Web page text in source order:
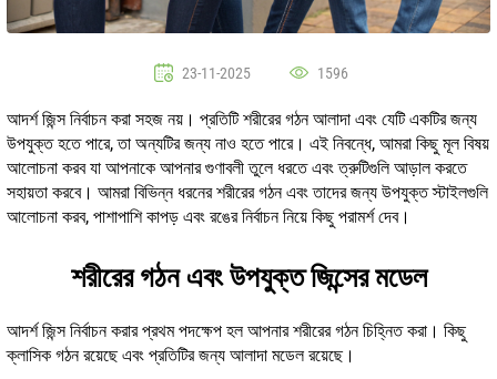
23-11-2025 1596
আদর্শ জিন্স নির্বাচন করা সহজ নয়। প্রতিটি শরীরের গঠন আলাদা এবং যেটি একটির জন্য
উপযুক্ত হতে পারে, তা অন্যটির জন্য নাও হতে পারে। এই নিবন্ধে, আমরা কিছু মূল বিষয়
আলোচনা করব যা আপনাকে আপনার গুণাবলী তুলে ধরতে এবং ত্রুটিগুলি আড়াল করতে
সহায়তা করবে। আমরা বিভিন্ন ধরনের শরীরের গঠন এবং তাদের জন্য উপযুক্ত স্টাইলগুলি
আলোচনা করব, পাশাপাশি কাপড় এবং রঙের নির্বাচন নিয়ে কিছু পরামর্শ দেব।
শরীরের গঠন এবং উপযুক্ত জিন্সের মডেল
আদর্শ জিন্স নির্বাচন করার প্রথম পদক্ষেপ হল আপনার শরীরের গঠন চিহ্নিত করা। কিছু
ক্লাসিক গঠন রয়েছে এবং প্রতিটির জন্য আলাদা মডেল রয়েছে।